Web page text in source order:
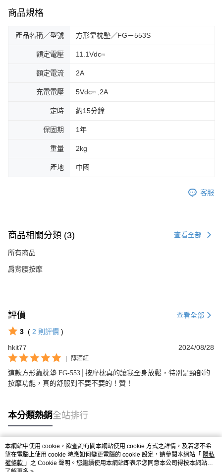
商品規格
產品名稱／型號 方形靠枕墊／FG－553S
額定電壓 11.1Vdc⎓
額定電流 2A
充電電壓 5Vdc⎓ ,2A
定時 約15分鐘
保固期 1年
重量 2kg
產地 中國
客服
商品相關分類 (3) 查看全部
所有商品
肩背腰按摩
評價 查看全部
3 ( 2 則評價 )
hkit77
2024/08/28
醇酒紅
這款方形靠枕墊 FG-553│按摩枕真的讓我全身放鬆，特別是頸部的
按摩功能，真的舒服到不要不要的！贊！
本分類熱銷全站排行
熱門標籤
本網站中使用 cookie，欲查詢有關本網站使用 cookie 方式之詳情，及若您不希
望在電腦上使用 cookie 時應如何變更電腦的 cookie 設定，請參閱本網站「 隱私
權條款 」之 Cookie 聲明。您繼續使用本網站即表示您同意本公司得按本網站使